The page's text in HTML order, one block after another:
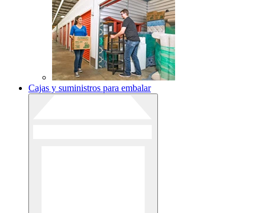
Cajas y suministros para embalar